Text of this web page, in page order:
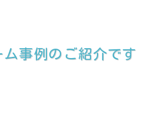
事例のご紹介です